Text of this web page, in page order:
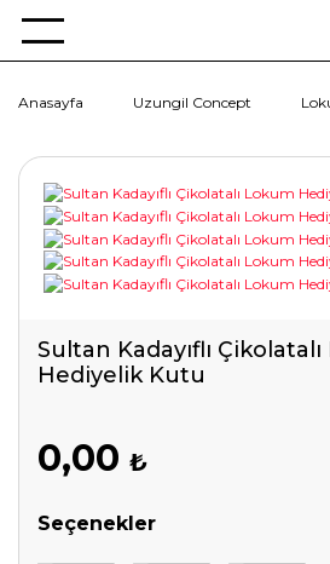
Anasayfa Uzungil Concept
Sultan Kadayıflı
Hediyelik Kutu
0,00 ₺
Seçenekler